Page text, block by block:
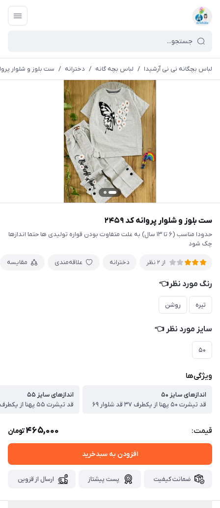
لباس بچگانه نی نی آرشیدا / لباس بچه گانه / دخترانه / ست بلوز و شلوار پروانه
ست بلوز و شلوار پروانه کد ۲۴۵۹
حدودا مناسب (۶ تا ۱۳ سال) به علت متفاوت بودن قواره تولیدی ها حتما اندازها
چک شود
از 2 نظر دخترانه علاقه‌مندی مقایسه
رنگ مورد نظر👈
تیره روشن
سایز مورد نظر 👈
۵۰
ویژگی‌ها
اندازهای سایز ۵۰
قد تیشرت ۵۰ پهنا از یکطرف ۳۷ قد شلوار ۶۹
اندازهای سایز ۵۵
قد تیشرت ۵۵ پهنا از یکطرف ۴۱ قد شلوار ۷۷
قیمت: 465,000تومان
افزودن به سبدخرید
ضمانت کیفیت پست پیشتاز ارسال از قزوین